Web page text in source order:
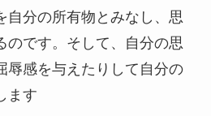
自分の所有物とみなし、思
のです。そして、自分の思
辱感を与えたりして自分の
ます